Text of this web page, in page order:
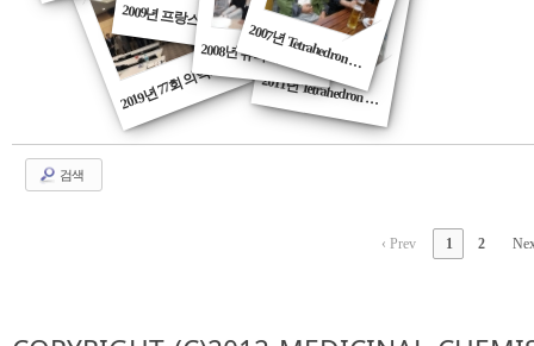
2
019
년 77
회
의
약
화학
분
과
회(
대
구
D
M
GI
F)
2011년 Tetrahedron Symposium (스페인_바르셀로나)
2009년 프랑스 파리
2008년 유타대학 방문(Salt Lake City)
2007년
Tetrahedron Sym
posium
(독
일
/베
를
린
)
검색
‹ Prev 1 2